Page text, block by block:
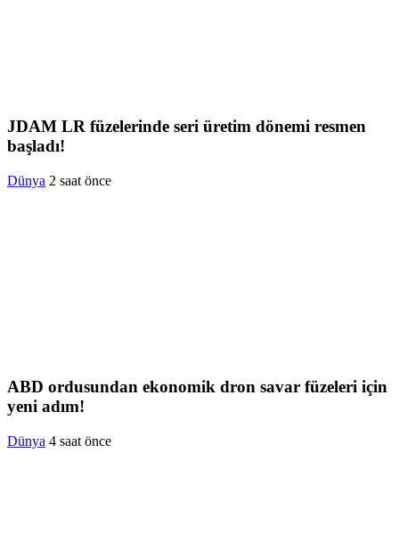
JDAM LR füzelerinde seri üretim dönemi resmen
başladı!
Dünya 2 saat önce
ABD ordusundan ekonomik dron savar füzeleri için
yeni adım!
Dünya 4 saat önce